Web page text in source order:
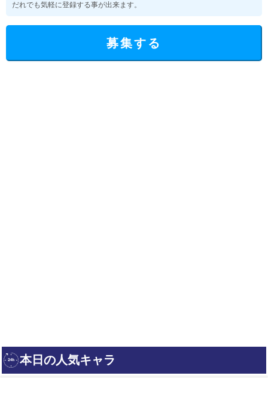
だれでも気軽に登録する事が出来ます。
募集する